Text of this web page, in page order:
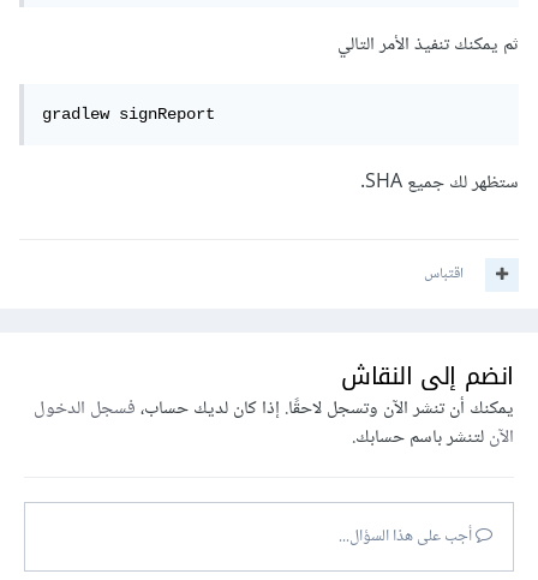
ثم يمكنك تنفيذ الأمر التالي
gradlew signReport
ستظهر لك جميع SHA.
اقتباس
انضم إلى النقاش
يمكنك أن تنشر الآن وتسجل لاحقًا. إذا كان لديك حساب،فسجل الدخول
الآنلتنشر باسم حسابك.
أجب على هذا السؤال...